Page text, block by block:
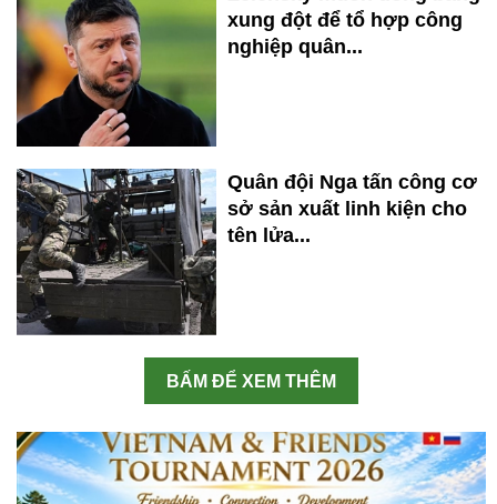
xung đột để tổ hợp công
nghiệp quân...
Quân đội Nga tấn công cơ
sở sản xuất linh kiện cho
tên lửa...
BẤM ĐỂ XEM THÊM